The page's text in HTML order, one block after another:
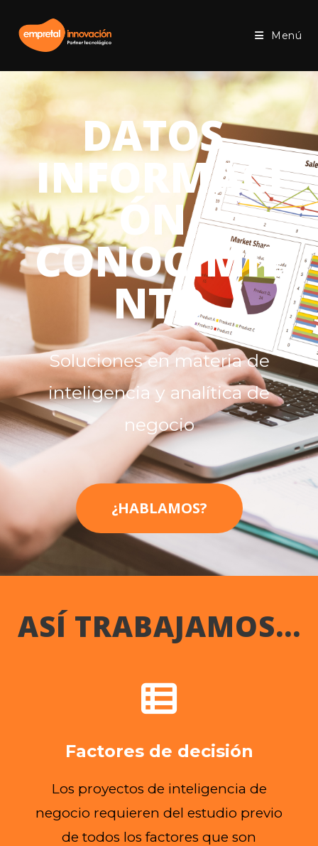
Menú
DATOS,
INFORMACI
ÓN,
CONOCIMIE
NTO
Soluciones en materia de
inteligencia y analítica de
negocio
¿HABLAMOS?
ASÍ TRABAJAMOS...
Factores de decisión
Los proyectos de inteligencia de
negocio requieren del estudio previo
de todos los factores que son